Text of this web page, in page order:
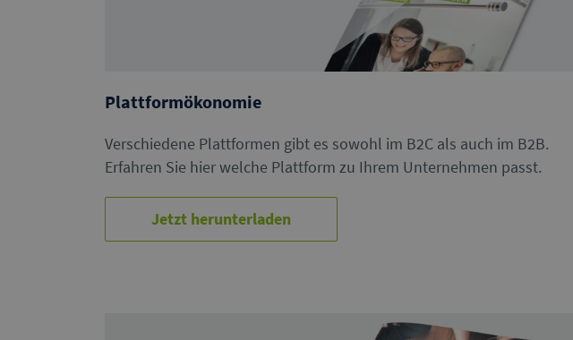
Plattformökonomie
Verschiedene Plattformen gibt es sowohl im B2C als auch im B2B.
Erfahren Sie hier welche Plattform zu Ihrem Unternehmen passt.
Jetzt herunterladen